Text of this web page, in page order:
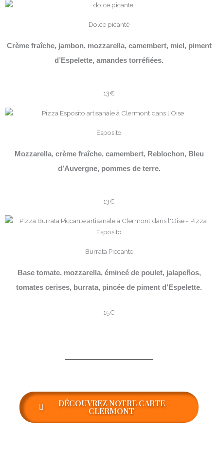
Dolce picanté
Crème fraîche, jambon, mozzarella, camembert, miel, piment
d’Espelette, amandes torréfiées.
13€
Esposito
Mozzarella, crème fraîche, camembert, Reblochon, Bleu
d’Auvergne, pommes de terre.
13€
Burrata Piccante
Base tomate, mozzarella, émincé de poulet, jalapeños,
tomates cerises, burrata, pincée de piment d’Espelette.
15€
DÉCOUVREZ NOTRE CARTE
CLERMONT